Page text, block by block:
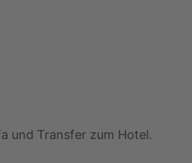
und Transfer zum Hotel.